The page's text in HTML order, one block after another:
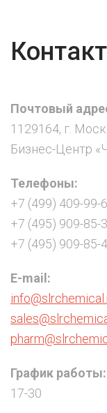
Почтовый
1129164, г.
Бизнес-Центр
Телефоны:
+7 (499) 409-99-
+7 (495) 909-85-
+7 (495) 909-85-
E-mail:
График работы:
17-30